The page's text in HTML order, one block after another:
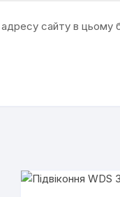
сайту в цьому